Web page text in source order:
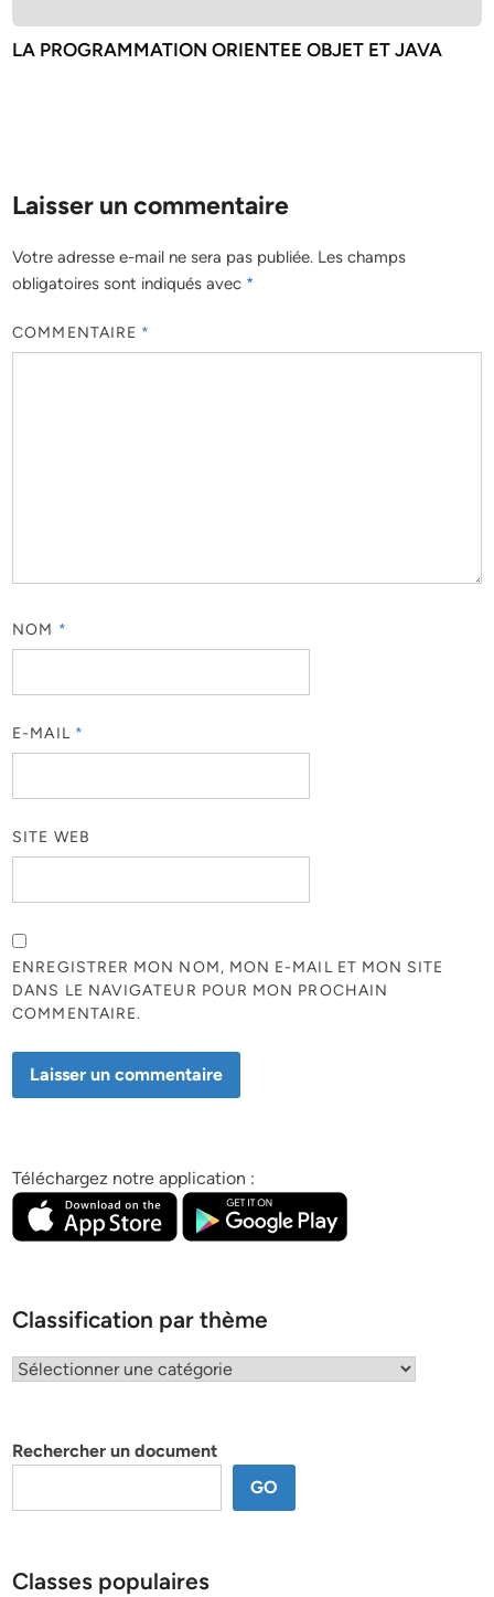
LA PROGRAMMATION ORIENTEE OBJET ET JAVA
Laisser un commentaire
Votre adresse e-mail ne sera pas publiée. Les champs
obligatoires sont indiqués avec *
COMMENTAIRE *
NOM *
E-MAIL *
SITE WEB
ENREGISTRER MON NOM, MON E-MAIL ET MON SITE
DANS LE NAVIGATEUR POUR MON PROCHAIN
COMMENTAIRE.
Téléchargez notre application :
Classification par thème
Classification
Rechercher un document
GO
Classes populaires